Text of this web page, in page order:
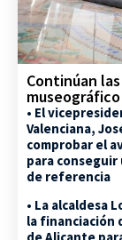
Continúan
• El
Valenciana,
comprobar el
para
de referencia
• La alcaldesa
la financiación